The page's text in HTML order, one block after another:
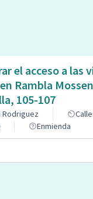
el acceso a las
Rambla
105-107
Rodriguez
Enmienda